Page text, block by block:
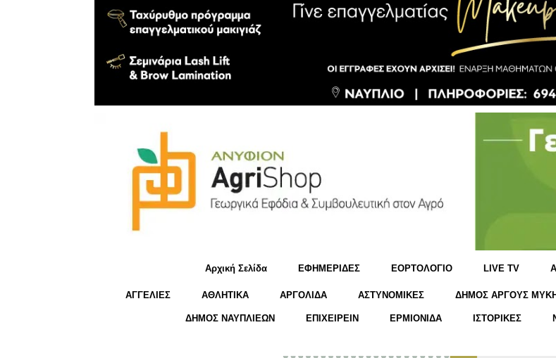
Αρχική Σελίδα ΕΦΗΜΕΡΙΔΕΣ ΕΟΡΤΟΛΟΓΙΟ LIVE TV
ΑΓΓΕΛΙΕΣ ΑΘΛΗΤΙΚΑ ΑΡΓΟΛΙΔΑ ΑΣΤΥΝΟΜΙΚΕΣ ΔΗΜΟΣ ΑΡΓΟΥΣ
ΔΗΜΟΣ ΝΑΥΠΛΙΕΩΝ ΕΠΙΧΕΙΡΕΙΝ ΕΡΜΙΟΝΙΔΑ ΙΣΤΟΡΙΚΕΣ